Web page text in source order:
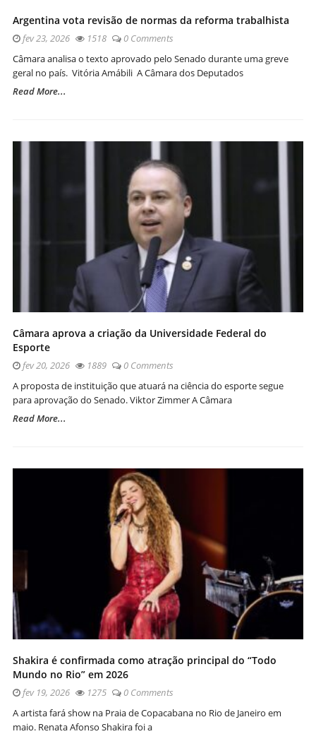
Argentina vota revisão de normas da reforma trabalhista
fev 23, 2026 1518
0 Comments
Câmara analisa o texto aprovado pelo Senado durante uma greve
geral no país. Vitória Amábili A Câmara dos Deputados
Read More...
Câmara aprova a criação da Universidade Federal do
Esporte
fev 20, 2026 1889
0 Comments
A proposta de instituição que atuará na ciência do esporte segue
para aprovação do Senado. Viktor Zimmer A Câmara
Read More...
Shakira é confirmada como atração principal do “Todo
Mundo no Rio” em 2026
fev 19, 2026 1275
0 Comments
A artista fará show na Praia de Copacabana no Rio de Janeiro em
maio. Renata Afonso Shakira foi a